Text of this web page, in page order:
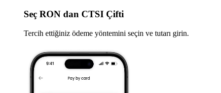
Seç RON dan CTSI Çifti
Tercih ettiğiniz ödeme yöntemini seçin ve tutarı girin.